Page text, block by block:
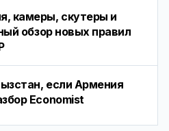
камеры, скутеры и
обзор новых правил
если Армения
Economist